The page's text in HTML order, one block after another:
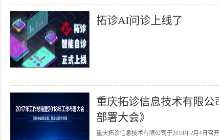
拓诊AI问诊上线了
...
重庆拓诊信息技术有限公
部署大会》
重庆拓诊信息技术有限公司于2018年2月4日召